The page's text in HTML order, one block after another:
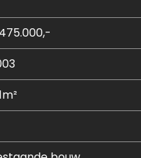
onder andere een
op de
graag zien!